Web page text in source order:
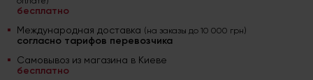
бесплатно
Международная доставка (на заказы до 10 000 грн)
согласно тарифов перевозчика
Самовывоз из магазина в Киеве
бесплатно